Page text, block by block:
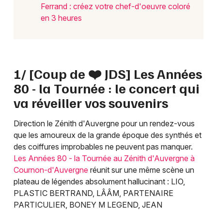
Ferrand : créez votre chef-d'oeuvre coloré
en 3 heures
1/ [Coup de ❤️ JDS] Les Années
80 - la Tournée : le concert qui
va réveiller vos souvenirs
Direction le Zénith d'Auvergne pour un rendez-vous
que les amoureux de la grande époque des synthés et
des coiffures improbables ne peuvent pas manquer.
Les Années 80 - la Tournée au Zénith d'Auvergne à
Cournon-d'Auvergne réunit sur une même scène un
plateau de légendes absolument hallucinant : LIO,
PLASTIC BERTRAND, LÂÂM, PARTENAIRE
PARTICULIER, BONEY M LEGEND, JEAN